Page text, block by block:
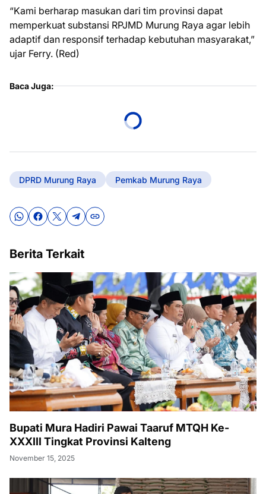
“Kami berharap masukan dari tim provinsi dapat
memperkuat substansi RPJMD Murung Raya agar lebih
adaptif dan responsif terhadap kebutuhan masyarakat,”
ujar Ferry. (Red)
Baca Juga:
DPRD Murung Raya Pemkab Murung Raya
Berita Terkait
Bupati Mura Hadiri Pawai Taaruf MTQH Ke-
XXXIII Tingkat Provinsi Kalteng
November 15, 2025